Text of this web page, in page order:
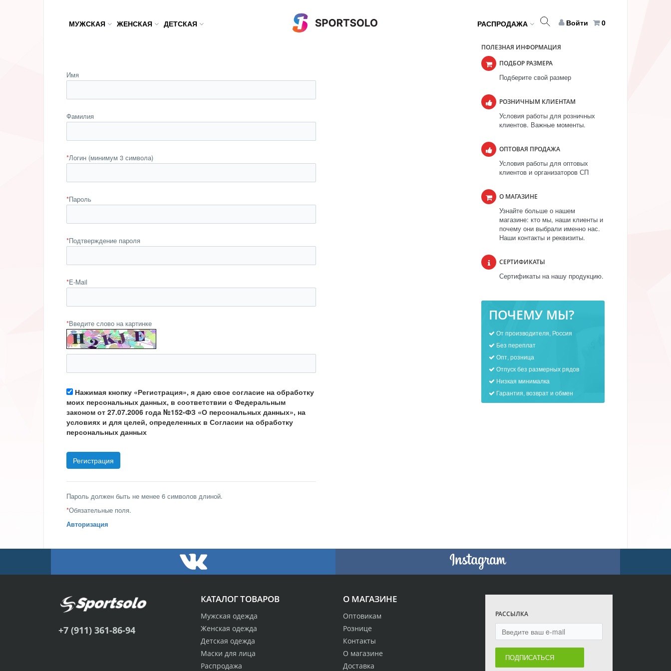
МУЖСКАЯ ЖЕНСКАЯ ДЕТСКАЯ РАСПРОДАЖА Войти 0
Имя
Фамилия
*Логин (минимум 3 символа)
*Пароль
*Подтверждение пароля
*E-Mail
*Введите слово на картинке
Нажимая кнопку «Регистрация», я даю свое согласие на обработку
моих персональных данных, в соответствии с Федеральным
законом от 27.07.2006 года №152-ФЗ «О персональных данных», на
условиях и для целей, определенных в Согласии на обработку
персональных данных
Пароль должен быть не менее 6 символов длиной.
*Обязательные поля.
Авторизация
ПОЛЕЗНАЯ ИНФОРМАЦИЯ
ПОДБОР РАЗМЕРА
Подберите свой размер
РОЗНИЧНЫМ КЛИЕНТАМ
Условия работы для розничных
клиентов. Важные моменты.
ОПТОВАЯ ПРОДАЖА
Условия работы для оптовых
клиентов и организаторов СП
О МАГАЗИНЕ
Узнайте больше о нашем
магазине: кто мы, наши клиенты и
почему они выбрали именно нас.
Наши контакты и реквизиты.
СЕРТИФИКАТЫ
Сертификаты на нашу продукцию.
ПОЧЕМУ МЫ?
От производителя, Россия
Без переплат
Опт, розница
Отпуск без размерных рядов
Низкая минималка
Гарантия, возврат и обмен
О МАГАЗИНЕ
Оптовикам
Рознице
Контакты
О магазине
Доставка
КАТАЛОГ ТОВАРОВ
Мужская одежда
Женская одежда
Детская одежда
Маски для лица
Распродажа
РАССЫЛКА
ПОДПИСАТЬСЯ
+7 (911) 361-86-94